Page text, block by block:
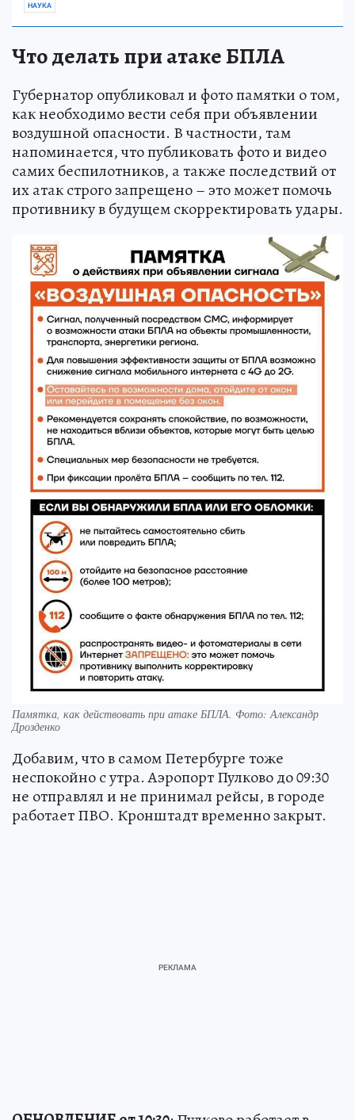
НАУКА
Что делать при атаке БПЛА
Губернатор опубликовал и фото памятки о том,
как необходимо вести себя при объявлении
воздушной опасности. В частности, там
напоминается, что публиковать фото и видео
самих беспилотников, а также последствий от
их атак строго запрещено – это может помочь
противнику в будущем скорректировать удары.
Памятка, как действовать при атаке БПЛА. Фото: Александр
Дрозденко
Добавим, что в самом Петербурге тоже
неспокойно с утра. Аэропорт Пулково до 09:30
не отправлял и не принимал рейсы, в городе
работает ПВО. Кронштадт временно закрыт.